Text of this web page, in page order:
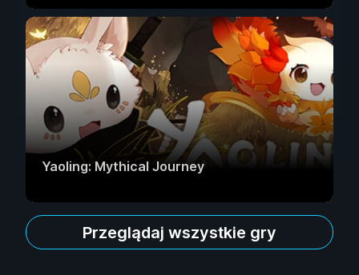
Yaoling: Mythical Journey
Przeglądaj wszystkie gry